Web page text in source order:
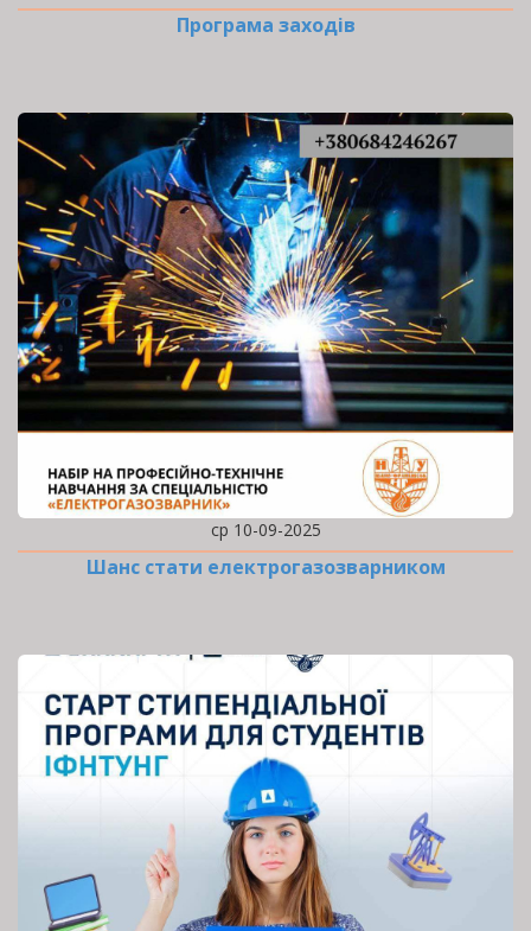
Програма заходів
ср 10-09-2025
Шанс стати електрогазозварником